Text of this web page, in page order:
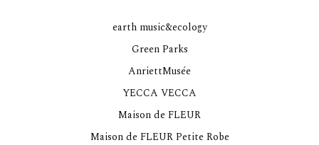
earth music&ecology
Green Parks
AnriettMusée
YECCA VECCA
Maison de FLEUR
Maison de FLEUR Petite Robe